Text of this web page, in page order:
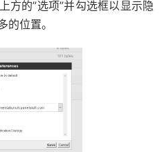
方的”选项”并勾选框以显示隐
位置。